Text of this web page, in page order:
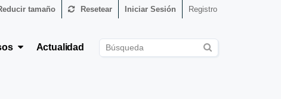
tamaño Resetear Iniciar Sesión Registro
Actualidad